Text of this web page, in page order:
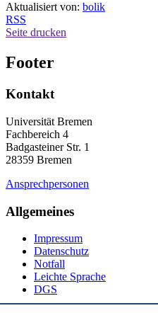
Aktualisiert von: bolik
RSS
Seite drucken
Footer
Kontakt
Universität Bremen
Fachbereich 4
Badgasteiner Str. 1
28359 Bremen
Ansprechpersonen
Allgemeines
Impressum
Datenschutz
Notfall
Leichte Sprache
DGS